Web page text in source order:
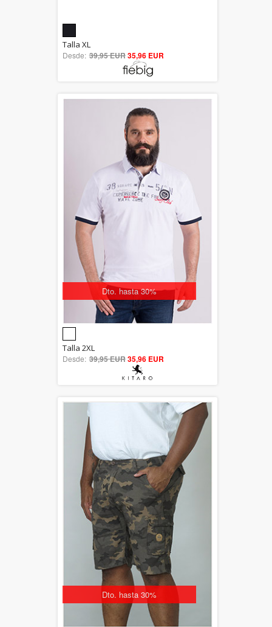
out of 5
Talla XL
Desde: 39,95 EUR35,96 EUR
Dto. hasta 30%
out of 5
Talla 2XL
Desde: 39,95 EUR35,96 EUR
Dto. hasta 30%